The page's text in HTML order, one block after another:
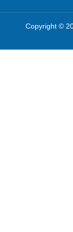
Copyright ©